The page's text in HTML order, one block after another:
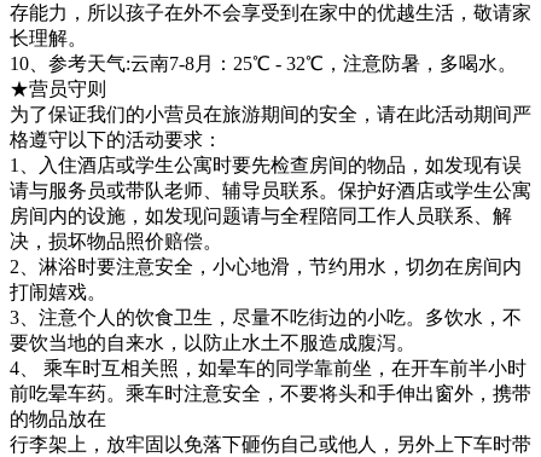
存能力，所以孩子在外不会享受到在家中的优越生活，敬请家
长理解。
10、参考天气:云南7-8月：25℃ - 32℃，注意防暑，多喝水。
★营员守则
为了保证我们的小营员在旅游期间的安全，请在此活动期间严
格遵守以下的活动要求：
1、入住酒店或学生公寓时要先检查房间的物品，如发现有误
请与服务员或带队老师、辅导员联系。保护好酒店或学生公寓
房间内的设施，如发现问题请与全程陪同工作人员联系、解
决，损坏物品照价赔偿。
2、淋浴时要注意安全，小心地滑，节约用水，切勿在房间内
打闹嬉戏。
3、注意个人的饮食卫生，尽量不吃街边的小吃。多饮水，不
要饮当地的自来水，以防止水土不服造成腹泻。
4、 乘车时互相关照，如晕车的同学靠前坐，在开车前半小时
前吃晕车药。乘车时注意安全，不要将头和手伸出窗外，携带
的物品放在
行李架上，放牢固以免落下砸伤自己或他人，另外上下车时带